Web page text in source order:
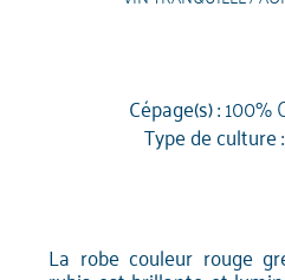
Cépage(s) :100%
Type de culture :
La robe couleur rouge